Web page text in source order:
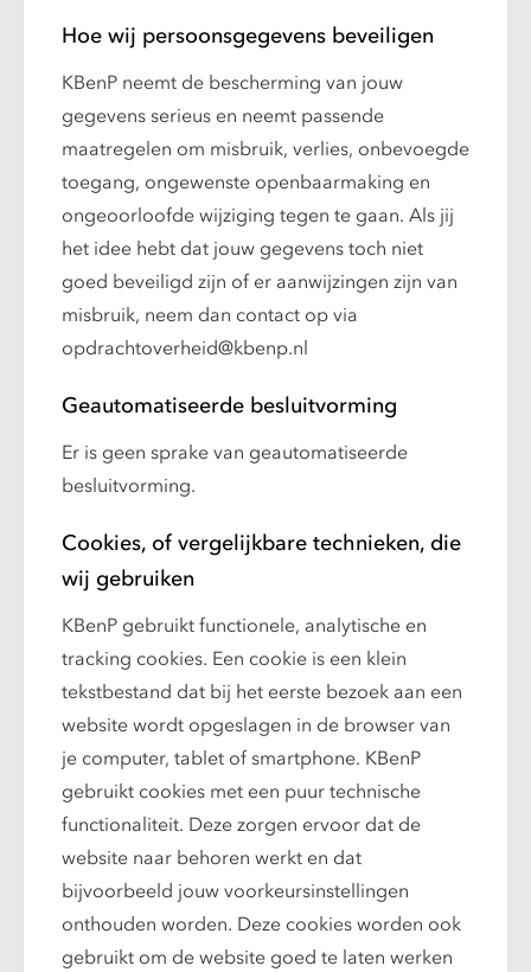
Hoe wij persoonsgegevens beveiligen
KBenP neemt de bescherming van jouw
gegevens serieus en neemt passende
maatregelen om misbruik, verlies, onbevoegde
toegang, ongewenste openbaarmaking en
ongeoorloofde wijziging tegen te gaan. Als jij
het idee hebt dat jouw gegevens toch niet
goed beveiligd zijn of er aanwijzingen zijn van
misbruik, neem dan contact op via
opdrachtoverheid@kbenp.nl
Geautomatiseerde besluitvorming
Er is geen sprake van geautomatiseerde
besluitvorming.
Cookies, of vergelijkbare technieken, die
wij gebruiken
KBenP gebruikt functionele, analytische en
tracking cookies. Een cookie is een klein
tekstbestand dat bij het eerste bezoek aan een
website wordt opgeslagen in de browser van
je computer, tablet of smartphone. KBenP
gebruikt cookies met een puur technische
functionaliteit. Deze zorgen ervoor dat de
website naar behoren werkt en dat
bijvoorbeeld jouw voorkeursinstellingen
onthouden worden. Deze cookies worden ook
gebruikt om de website goed te laten werken